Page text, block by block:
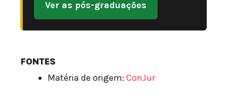
Ver as pós-graduações
FONTES
Matéria de origem: ConJur